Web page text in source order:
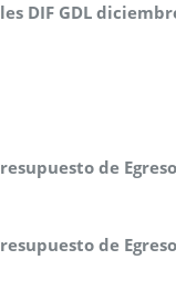
DIF GDL
de
de